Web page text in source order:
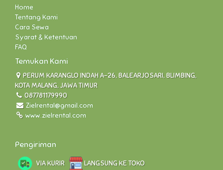
Home
Tentang Kami
Cara Sewa
Syarat & Ketentuan
FAQ
Temukan Kami
PERUM KARANGLO INDAH A-26, BALEARJOSARI, BLIMBING,
KOTA MALANG, JAWA TIMUR
087781179990
Zielrental@gmail.com
www.zielrental.com
Pengiriman
VIA KURIR LANGSUNG KE TOKO